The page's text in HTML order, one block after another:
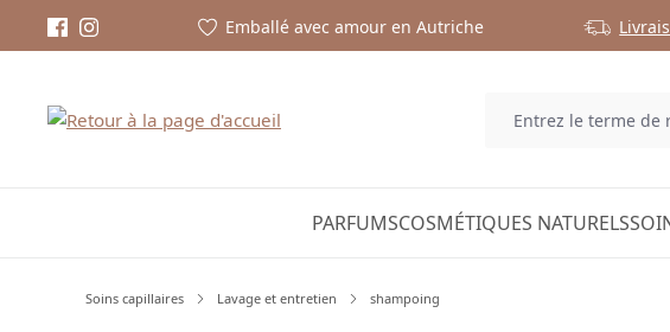
Emballé avec amour en Autriche
PARFUMSCOSMÉTIQUES NATURELS
Soins capillaires Lavage et entretien shampoing